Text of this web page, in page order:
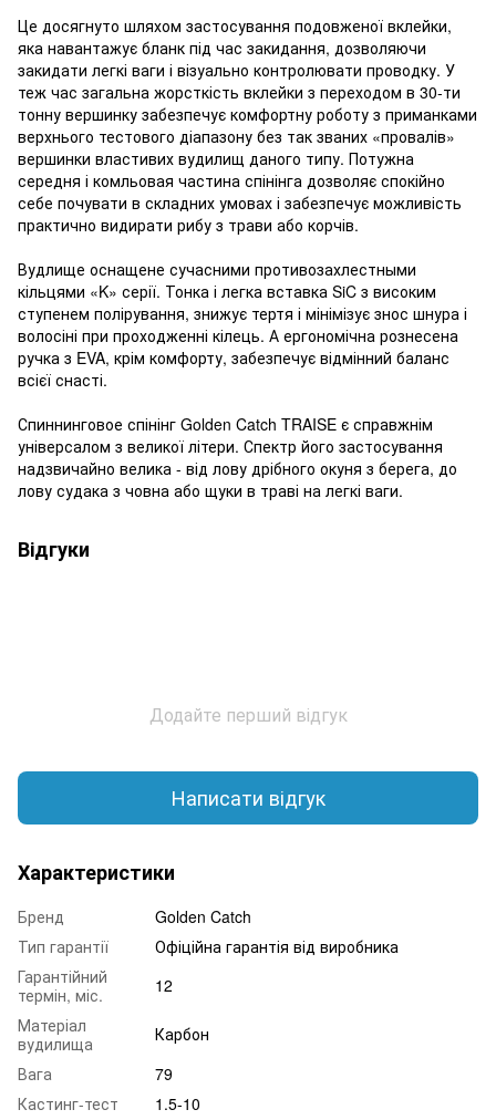
Це досягнуто шляхом застосування подовженої вклейки,
яка навантажує бланк під час закидання, дозволяючи
закидати легкі ваги і візуально контролювати проводку. У
теж час загальна жорсткість вклейки з переходом в 30-ти
тонну вершинку забезпечує комфортну роботу з приманками
верхнього тестового діапазону без так званих «провалів»
вершинки властивих вудилищ даного типу. Потужна
середня і комльовая частина спінінга дозволяє спокійно
себе почувати в складних умовах і забезпечує можливість
практично видирати рибу з трави або корчів.
Вудлище оснащене сучасними противозахлестными
кільцями «K» серії. Тонка і легка вставка SiC з високим
ступенем полірування, знижує тертя і мінімізує знос шнура і
волосіні при проходженні кілець. А ергономічна рознесена
ручка з EVA, крім комфорту, забезпечує відмінний баланс
всієї снасті.
Спиннинговое спінінг Golden Catch TRAISE є справжнім
універсалом з великої літери. Спектр його застосування
надзвичайно велика - від лову дрібного окуня з берега, до
лову судака з човна або щуки в траві на легкі ваги.
Відгуки
Додайте перший відгук
Написати відгук
Характеристики
Бренд
Golden Catch
Тип гарантії
Офіційна гарантія від виробника
Гарантійний
термін, міс.
12
Матеріал
вудилища
Карбон
Вага
79
Кастинг-тест
1.5-10